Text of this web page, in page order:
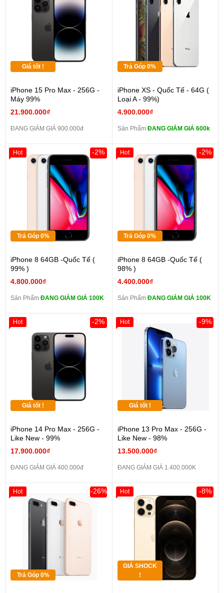
Giá tốt !
iPhone 15 Pro Max - 256G -
Máy 99%
21.900.000₫
ĐANG GIẢM GIÁ 900.000đ
Trả Góp 0%
iPhone XS - Quốc Tế - 64G (
Loại A - 99%)
4.900.000₫
Sản Phẩm ĐANG GIẢM GIÁ 600k
Trả Góp 0%
iPhone 8 64GB -Quốc Tế (
99% )
4.800.000₫
-2%
Sản Phẩm ĐANG GIẢM GIÁ 100K
Hot
Trả Góp 0%
iPhone 8 64GB -Quốc Tế (
98% )
4.400.000₫
-2%
Sản Phẩm ĐANG GIẢM GIÁ 100K
Hot
Giá tốt !
iPhone 14 Pro Max - 256G -
Like New - 99%
17.900.000₫
-2%
ĐANG GIẢM GIÁ 400.000đ
Hot
Giá tốt !
iPhone 13 Pro Max - 256G -
Like New - 98%
13.500.000₫
-9%
ĐANG GIẢM GIÁ 1.400.000K
Hot
Trả Góp 0%
-26%
Hot
GIÁ SHOCK
!
-8%
Hot